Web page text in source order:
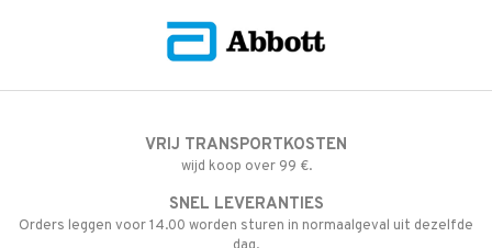
VRIJ TRANSPORTKOSTEN
wijd koop over 99 €.
SNEL LEVERANTIES
Orders leggen voor 14.00 worden sturen in normaalgeval uit dezelfde